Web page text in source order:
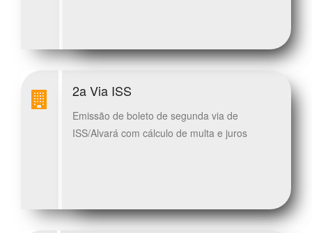
2a Via ISS
Emissão de boleto de segunda via de
ISS/Alvará com cálculo de multa e juros